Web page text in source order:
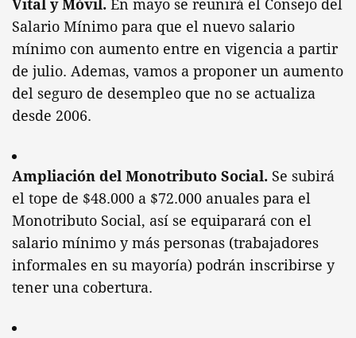
Vital y Móvil. En mayo se reunirá el Consejo del
Salario Mínimo para que el nuevo salario
mínimo con aumento entre en vigencia a partir
de julio. Ademas, vamos a proponer un aumento
del seguro de desempleo que no se actualiza
desde 2006.
Ampliación del Monotributo Social. Se subirá
el tope de $48.000 a $72.000 anuales para el
Monotributo Social, así se equiparará con el
salario mínimo y más personas (trabajadores
informales en su mayoría) podrán inscribirse y
tener una cobertura.